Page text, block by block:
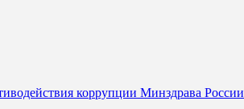
коррупции Минздрава России